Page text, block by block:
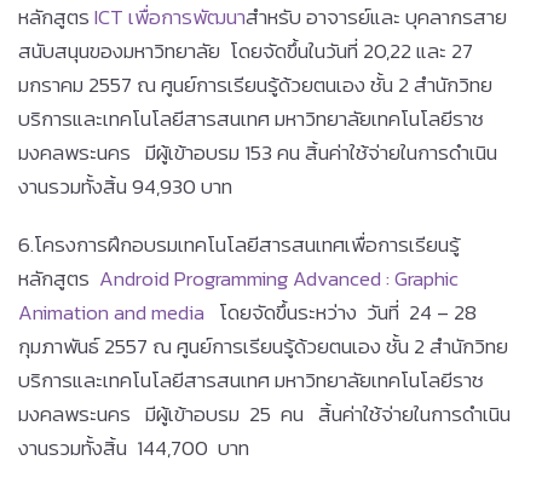
หลักสูตรICT เพื่อการพัฒนาสำหรับ อาจารย์และ บุคลากรสาย
สนับสนุนของมหาวิทยาลัย โดยจัดขึ้นในวันที่ 20,22 และ 27
มกราคม 2557 ณ ศูนย์การเรียนรู้ด้วยตนเอง ชั้น 2 สำนักวิทย
บริการและเทคโนโลยีสารสนเทศ มหาวิทยาลัยเทคโนโลยีราช
มงคลพระนคร มีผู้เข้าอบรม 153 คน สิ้นค่าใช้จ่ายในการดำเนิน
งานรวมทั้งสิ้น 94,930 บาท
6.โครงการฝึกอบรมเทคโนโลยีสารสนเทศเพื่อการเรียนรู้
หลักสูตร Android Programming Advanced : Graphic
Animation and media โดยจัดขึ้นระหว่าง วันที่ 24 – 28
กุมภาพันธ์ 2557 ณ ศูนย์การเรียนรู้ด้วยตนเอง ชั้น 2 สำนักวิทย
บริการและเทคโนโลยีสารสนเทศ มหาวิทยาลัยเทคโนโลยีราช
มงคลพระนคร มีผู้เข้าอบรม 25 คน สิ้นค่าใช้จ่ายในการดำเนิน
งานรวมทั้งสิ้น 144,700 บาท